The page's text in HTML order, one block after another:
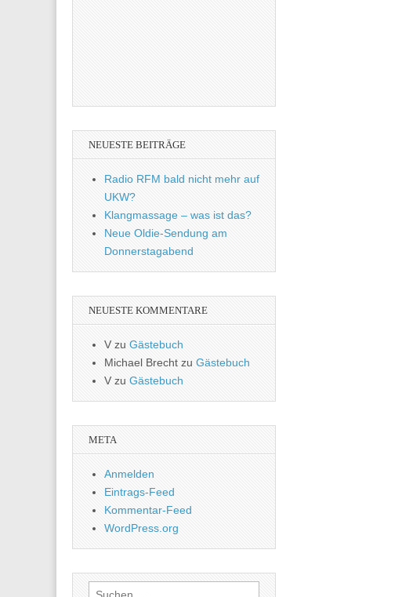
NEUESTE BEITRÄGE
Radio RFM bald nicht mehr auf
UKW?
Klangmassage – was ist das?
Neue Oldie-Sendung am
Donnerstagabend
NEUESTE KOMMENTARE
V zu Gästebuch
Michael Brecht zu Gästebuch
Vzu Gästebuch
META
Anmelden
Eintrags-Feed
Kommentar-Feed
WordPress.org
Suchen